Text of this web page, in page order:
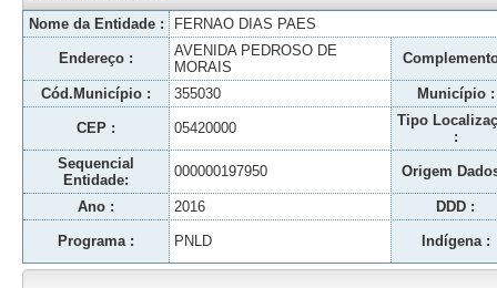
Nome da Entidade :
FERNAO DIAS PAES
Endereço :
AVENIDA PEDROSO DE
MORAIS
Cód.Município : 355030 Município :
CEP : 05420000
Tipo
:
Sequencial
Entidade:
000000197950 Origem
Ano : 2016 DDD :
Programa : PNLD Indígena :